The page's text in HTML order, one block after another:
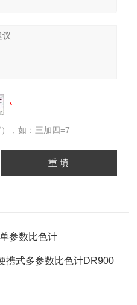
，如：三加四=7
参数比色计
携式多参数比色计DR900